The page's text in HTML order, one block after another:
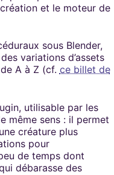
et le moteur de
sous Blender,
variations d’assets
A à Z (cf. ce billet de
utilisable par les
même sens : il permet
créature plus
pour
de temps dont
débarasse des